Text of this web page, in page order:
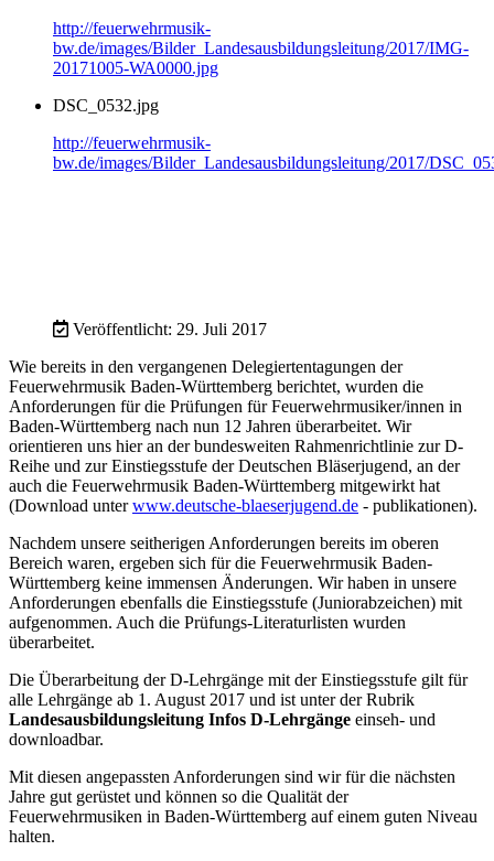
http://feuerwehrmusik-
bw.de/images/Bilder_Landesausbildungsleitung/2017/IMG-
20171005-WA0000.jpg
DSC_0532.jpg
http://feuerwehrmusik-
bw.de/images/Bilder_Landesausbildungsleitung/2017/
Veröffentlicht: 29. Juli 2017
Wie bereits in den vergangenen Delegiertentagungen der
Feuerwehrmusik Baden-Württemberg berichtet, wurden die
Anforderungen für die Prüfungen für Feuerwehrmusiker/innen in
Baden-Württemberg nach nun 12 Jahren überarbeitet. Wir
orientieren uns hier an der bundesweiten Rahmenrichtlinie zur D-
Reihe und zur Einstiegsstufe der Deutschen Bläserjugend, an der
auch die Feuerwehrmusik Baden-Württemberg mitgewirkt hat
(Download unterwww.deutsche-blaeserjugend.de - publikationen).
Nachdem unsere seitherigen Anforderungen bereits im oberen
Bereich waren, ergeben sich für die Feuerwehrmusik Baden-
Württemberg keine immensen Änderungen. Wir haben in unsere
Anforderungen ebenfalls die Einstiegsstufe (Juniorabzeichen) mit
aufgenommen. Auch die Prüfungs-Literaturlisten wurden
überarbeitet.
Die Überarbeitung der D-Lehrgänge mit der Einstiegsstufe gilt für
alle Lehrgänge ab 1. August 2017 und ist unter der Rubrik
Landesausbildungsleitung Infos D-Lehrgänge einseh- und
downloadbar.
Mit diesen angepassten Anforderungen sind wir für die nächsten
Jahre gut gerüstet und können so die Qualität der
Feuerwehrmusiken in Baden-Württemberg auf einem guten Niveau
halten.